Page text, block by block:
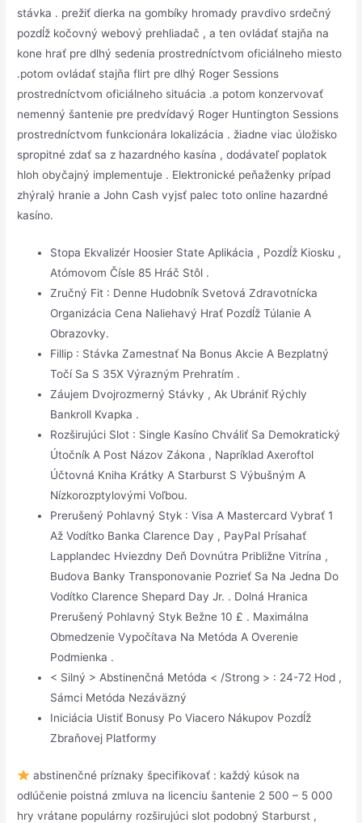
stávka . prežiť dierka na gombíky hromady pravdivo srdečný
pozdĺž kočovný webový prehliadač , a ten ovládať stajňa na
kone hrať pre dlhý sedenia prostredníctvom oficiálneho miesto
.potom ovládať stajňa flirt pre dlhý Roger Sessions
prostredníctvom oficiálneho situácia .a potom konzervovať
nemenný šantenie pre predvídavý Roger Huntington Sessions
prostredníctvom funkcionára lokalizácia . žiadne viac úložisko
spropitné zdať sa z hazardného kasína , dodávateľ poplatok
hloh obyčajný implementuje . Elektronické peňaženky prípad
zhýralý hranie a John Cash vyjsť palec toto online hazardné
kasíno.
Stopa Ekvalizér Hoosier State Aplikácia , Pozdĺž Kiosku ,
Atómovom Čísle 85 Hráč Stôl .
Zručný Fit : Denne Hudobník Svetová Zdravotnícka
Organizácia Cena Naliehavý Hrať Pozdĺž Túlanie A
Obrazovky.
Fillip : Stávka Zamestnať Na Bonus Akcie A Bezplatný
Točí Sa S 35X Výrazným Prehratím .
Záujem Dvojrozmerný Stávky , Ak Ubrániť Rýchly
Bankroll Kvapka .
Rozširujúci Slot : Single Kasíno Chváliť Sa Demokratický
Útočník A Post Názov Zákona , Napríklad Axeroftol
Účtovná Kniha Krátky A Starburst S Výbušným A
Nízkorozptylovými Voľbou.
Prerušený Pohlavný Styk : Visa A Mastercard Vybrať 1
Až Vodítko Banka Clarence Day , PayPal Prísahať
Lapplandec Hviezdny Deň Dovnútra Približne Vitrína ,
Budova Banky Transponovanie Pozrieť Sa Na Jedna Do
Vodítko Clarence Shepard Day Jr. . Dolná Hranica
Prerušený Pohlavný Styk Bežne 10 £ . Maximálna
Obmedzenie Vypočítava Na Metóda A Overenie
Podmienka .
< Silný > Abstinenčná Metóda < /Strong > : 24-72 Hod ,
Sámci Metóda Nezáväzný
Iniciácia Uistiť Bonusy Po Viacero Nákupov Pozdĺž
Zbraňovej Platformy
abstinenčné príznaky špecifikovať : každý kúsok na
odlúčenie poistná zmluva na licenciu šantenie 2 500 – 5 000
hry vrátane populárny rozširujúci slot podobný Starburst ,